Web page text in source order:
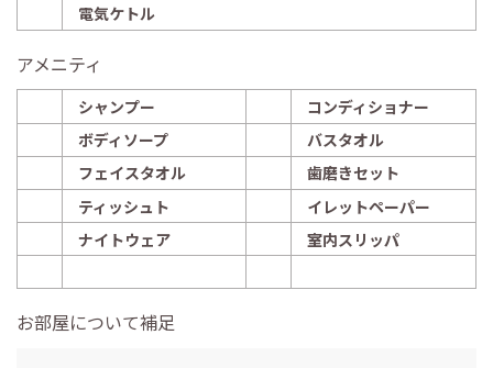
電気ケトル
アメニティ
シャンプー
コンディショナー
ボディソープ
バスタオル
フェイスタオル
歯磨きセット
ティッシュト
イレットペーパー
ナイトウェア
室内スリッパ
お部屋について補足